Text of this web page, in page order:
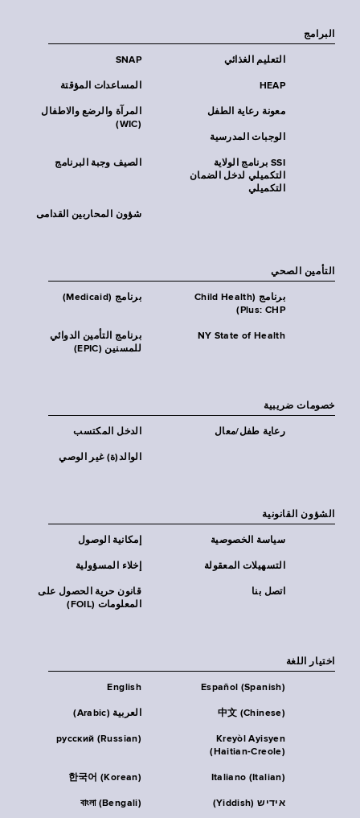
البرامج
SNAP التعليم الغذائي
المساعدات المؤقتة HEAP
المرآة والرضع والاطفال
(WIC)
معونة رعاية الطفل
الوجبات المدرسية
الصيف وجبة البرنامج
SSI برنامج الولاية
التكميلي لدخل الضمان
التكميلي
شؤون المحاربين القدامى
التأمين الصحي
برنامج (Medicaid)
برنامج (Child Health
Plus: CHP)
برنامج التأمين الدوائي
للمسنين (EPIC)
NY State of Health
خصومات ضريبية
الدخل المكتسب رعاية طفل/معال
الوالد(ة) غير الوصي
الشؤون القانونية
إمكانية الوصول سياسة الخصوصية
إخلاء المسؤولية التسهيلات المعقولة
قانون حرية الحصول على
المعلومات (FOIL)
اتصل بنا
اختيار اللغة
English Español (Spanish)
العربية (Arabic) 中文 (Chinese)
русский (Russian)
Kreyòl Ayisyen
(Haitian-Creole)
한국어 (Korean) Italiano (Italian)
বাংলা (Bengali) אידיש (Yiddish)